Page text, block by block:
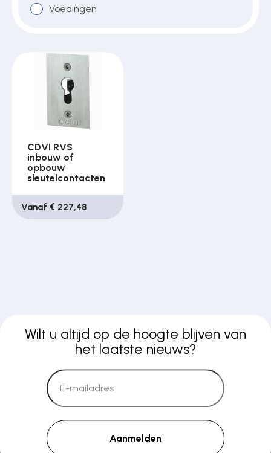
Voedingen
CDVI RVS
inbouw of
opbouw
sleutelcontacten
Vanaf € 227,48
Wilt u altijd op de hoogte blijven van
het laatste nieuws?
Aanmelden